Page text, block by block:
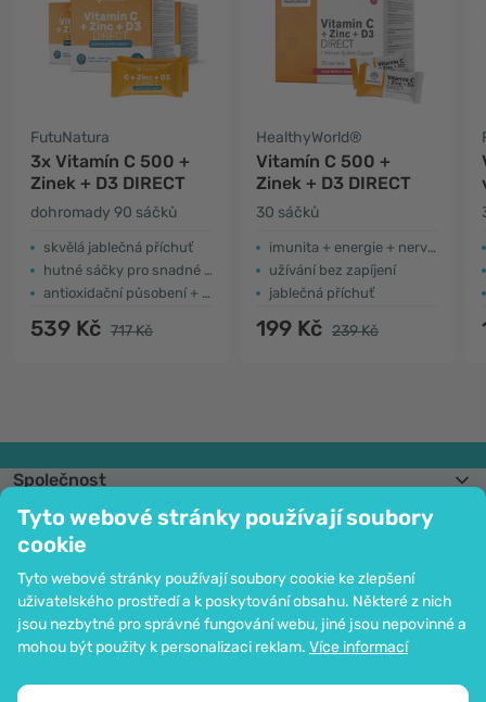
Tyto webové stránky používají soubory
cookie
Tyto webové stránky používají soubory cookie ke zlepšení
uživatelského prostředí a k poskytování obsahu. Některé z nich
jsou nezbytné pro správné fungování webu, jiné jsou nepovinné a
mohou být použity k personalizaci reklam. Více informací
FutuNatura
3x Vitamín C 500 +
Zinek + D3 DIRECT
dohromady 90 sáčků
skvělá jablečná příchuť
hutné sáčky pro snadné užívání
antioxidační působení + imunita + energie
539 Kč 717 Kč
HealthyWorld®
Vitamín C 500 +
Zinek + D3 DIRECT
30 sáčků
imunita + energie + nervová soustava
užívání bez zapíjení
jablečná příchuť
199 Kč 239 Kč
Společnost
Informace
Připojte se k nám
Pomoc a objednávky
Možnost platby kartou. Ochrana osobních údajů zaručena pomocí šifrování
SSL.
Mapa stránek